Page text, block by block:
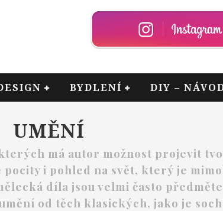
BYDLENÍ DIY –
UMĚNÍ
má autor možnost projevit
i pohled na svět, který je
díla jsou velmi často
od těch klasických, jako je